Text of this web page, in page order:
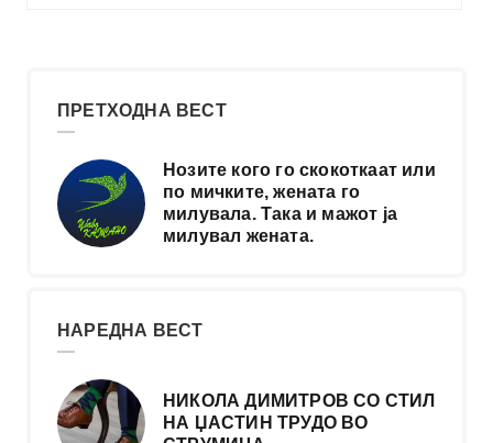
ПРЕТХОДНА ВЕСТ
Нозите кого го скокоткаат или
по мичките, жената го
милувала. Така и мажот ја
милувал жената.
НАРЕДНА ВЕСТ
НИКОЛА ДИМИТРОВ СО СТИЛ
НА ЏАСТИН ТРУДО ВО